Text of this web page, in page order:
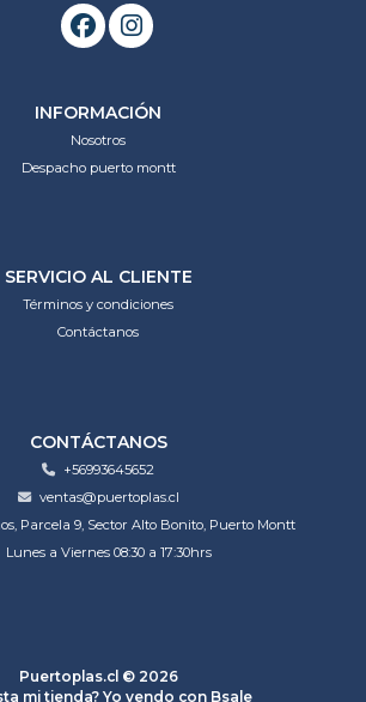
INFORMACIÓN
Nosotros
Despacho puerto montt
SERVICIO AL CLIENTE
Términos y condiciones
Contáctanos
CONTÁCTANOS
+56993645652
ventas@puertoplas.cl
Parcela 9, Sector Alto Bonito, Puerto Montt
Lunes a Viernes 08:30 a 17:30hrs
Puertoplas.cl © 2026
mi tienda? Yo vendo con Bsale